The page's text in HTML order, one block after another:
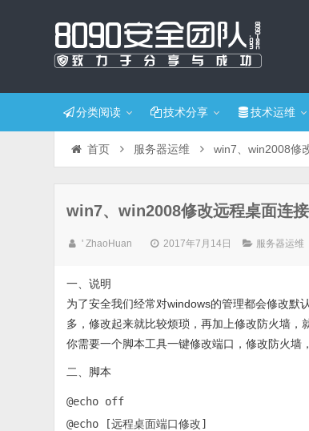
分类阅读 技术分享 技术运维
首页 服务器运维 win7、win2008修
win7、win2008修改远程桌面连
' ZhaoHuan 2017年7月14日 服务器运维
一、说明
为了安全我们经常对windows的管理都会修改默
多，修改起来就比较烦琐，再加上修改防火墙
你需要一个脚本工具一键修改端口，修改防火墙
二、脚本
@echo off
@echo [远程桌面端口修改]